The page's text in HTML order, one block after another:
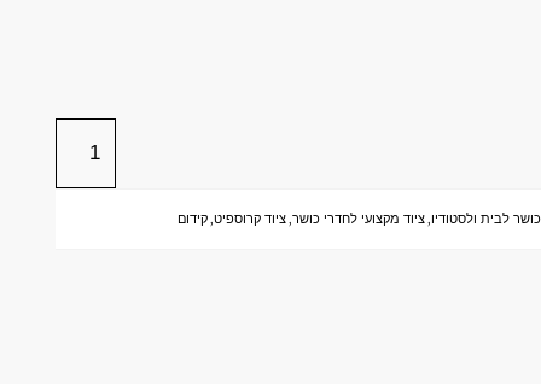
כושר לבית ולסטודיו,ציוד מקצועי לחדרי כושר,ציוד קרוספיט,קידום